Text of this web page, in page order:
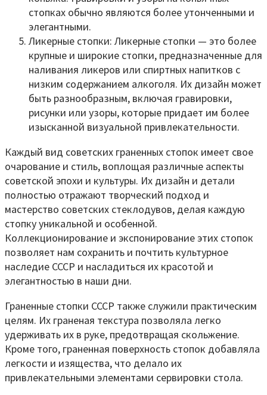
стопках обычно являются более утонченными и
элегантными.
Ликерные стопки: Ликерные стопки — это более
крупные и широкие стопки, предназначенные для
наливания ликеров или спиртных напитков с
низким содержанием алкоголя. Их дизайн может
быть разнообразным, включая гравировки,
рисунки или узоры, которые придает им более
изысканной визуальной привлекательности.
Каждый вид советских граненных стопок имеет свое
очарование и стиль, воплощая различные аспекты
советской эпохи и культуры. Их дизайн и детали
полностью отражают творческий подход и
мастерство советских стеклодувов, делая каждую
стопку уникальной и особенной.
Коллекционирование и экспонирование этих стопок
позволяет нам сохранить и почтить культурное
наследие СССР и насладиться их красотой и
элегантностью в наши дни.
Граненные стопки СССР также служили практическим
целям. Их граненая текстура позволяла легко
удерживать их в руке, предотвращая скольжение.
Кроме того, граненная поверхность стопок добавляла
легкости и изящества, что делало их
привлекательными элементами сервировки стола.